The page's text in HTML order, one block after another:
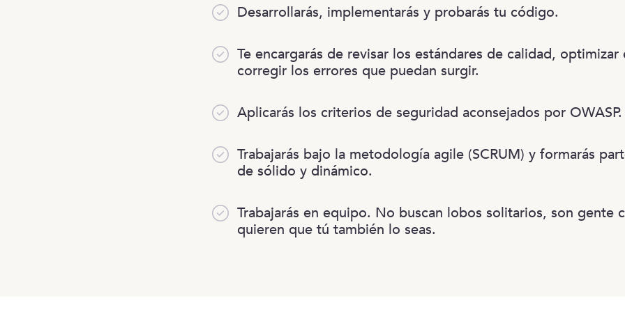
Desarrollarás, implementarás y probarás tu código.
Te encargarás de revisar los estándares de calidad,
corregir los errores que puedan surgir.
Aplicarás los criterios de seguridad aconsejados por OWASP.
Trabajarás bajo la metodología agile (SCRUM) y formarás
de sólido y dinámico.
Trabajarás en equipo. No buscan lobos solitarios, son gente
quieren que tú también lo seas.